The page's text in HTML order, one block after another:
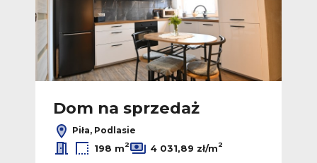
Dom na sprzedaż
Piła, Podlasie
198 m2 4 031,89 zł/m2